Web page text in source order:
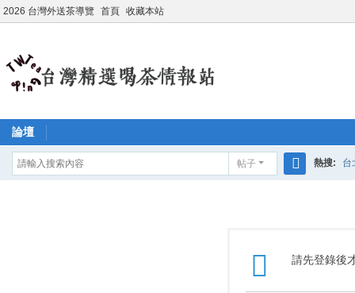
2026 台灣外送茶導覽 首頁 收藏本站
論壇
帖子 熱搜: 台
請先登錄後